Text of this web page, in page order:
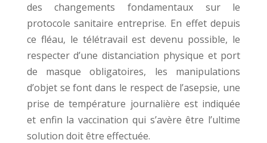
des changements fondamentaux sur le
protocole sanitaire entreprise. En effet depuis
ce fléau, le télétravail est devenu possible, le
respecter d’une distanciation physique et port
de masque obligatoires, les manipulations
d’objet se font dans le respect de l’asepsie, une
prise de température journalière est indiquée
et enfin la vaccination qui s’avère être l’ultime
solution doit être effectuée.